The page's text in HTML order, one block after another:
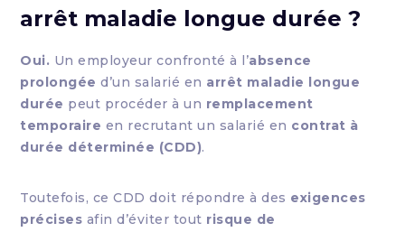
arrêt maladie longue durée ?
Oui. Un employeur confronté à l’absence
prolongée d’un salarié en arrêt maladie longue
durée peut procéder à un remplacement
temporaire en recrutant un salarié en contrat à
durée déterminée (CDD).
Toutefois, ce CDD doit répondre à des exigences
précises afin d’éviter tout risque de